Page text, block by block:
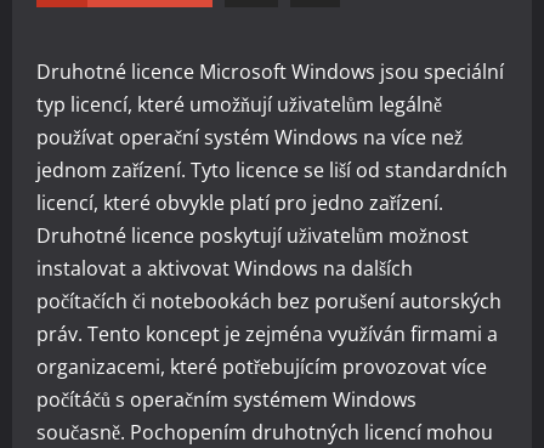
Druhotné licence Microsoft Windows jsou speciální
typ licencí, které umožňují uživatelům legálně
používat operační systém Windows na více než
jednom zařízení. Tyto licence se liší od standardních
licencí, které obvykle platí pro jedno zařízení.
Druhotné licence poskytují uživatelům možnost
instalovat a aktivovat Windows na dalších
počítačích či notebookách bez porušení autorských
práv. Tento koncept je zejména využíván firmami a
organizacemi, které potřebujícím provozovat více
počítáčů s operačním systémem Windows
současně. Pochopením druhotných licencí mohou